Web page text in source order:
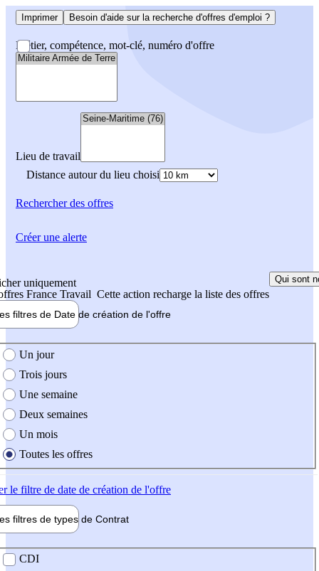
Imprimer Besoin d'aide sur la recherche d'offres d'emploi ?
Métier, compétence, mot-clé, numéro d'offre
Lieu de travail
Distance autour du lieu choisi
Rechercherdes offres
uniquement
France Travail Cette action recharge la liste des offres
Qui sont
filtres de Date de création de l'offre
création de l'offre
Un jour
Trois jours
Une semaine
Deux semaines
Un mois
Toutes les offres
le filtre de date de création de l'offre
filtres de types de Contrat
contrat
CDI
Créer une alerte